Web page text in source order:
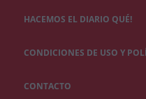
HACEMOS EL DIARIO QUÉ!
CONDICIONES DE USO Y
CONTACTO